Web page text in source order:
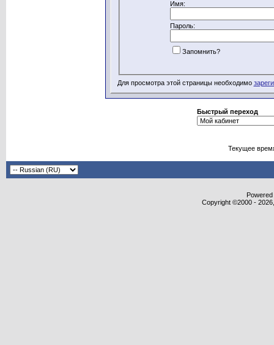
Имя:
Пароль:
Запомнить?
Для просмотра этой страницы необходимо
Быстрый переход
Текущее
Copyright ©2000 -